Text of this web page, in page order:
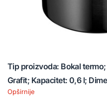
Tip proizvoda: Bokal
Grafit; Kapacitet: 0,6 l;
Opširnije